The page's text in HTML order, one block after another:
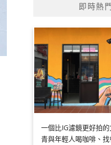
即時熱
一個比IG濾鏡更好拍
青與年輕人喝咖啡、